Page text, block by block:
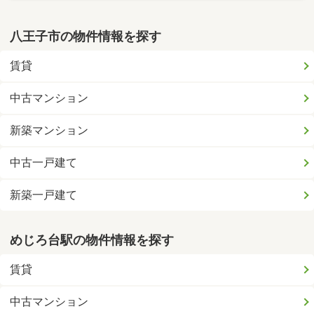
八王子市の物件情報を探す
賃貸
中古マンション
新築マンション
中古一戸建て
新築一戸建て
めじろ台駅の物件情報を探す
賃貸
中古マンション